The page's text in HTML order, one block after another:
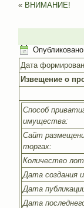
« ВНИМАНИЕ!
Опубликовано
Дата
Извещение о
Способ
имущества:
Сайт
торгах:
Количество
Дата создания
Дата
Дата